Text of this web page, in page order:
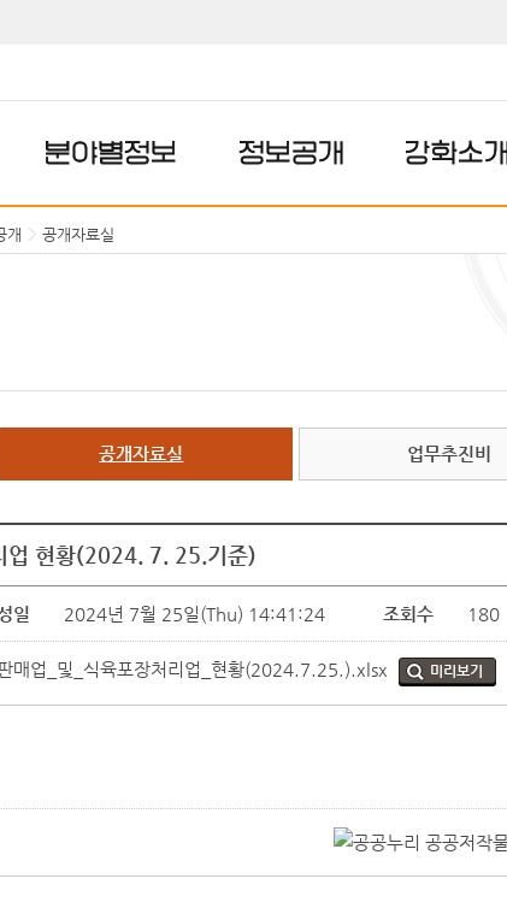
분야별정보 정보공개 강화소개
개 공개자료실
공개자료실 업무추진비
업 현황(2024. 7. 25.기준)
일 2024년 7월 25일(Thu) 14:41:24 조회수 180
매업_및_식육포장처리업_현황(2024.7.25.).xlsx 미리보기